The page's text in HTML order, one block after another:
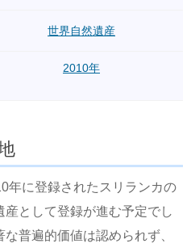
世界自然遺産
2010年
年に登録されたスリランカの
として登録が進む予定でし
普遍的価値は認められず、